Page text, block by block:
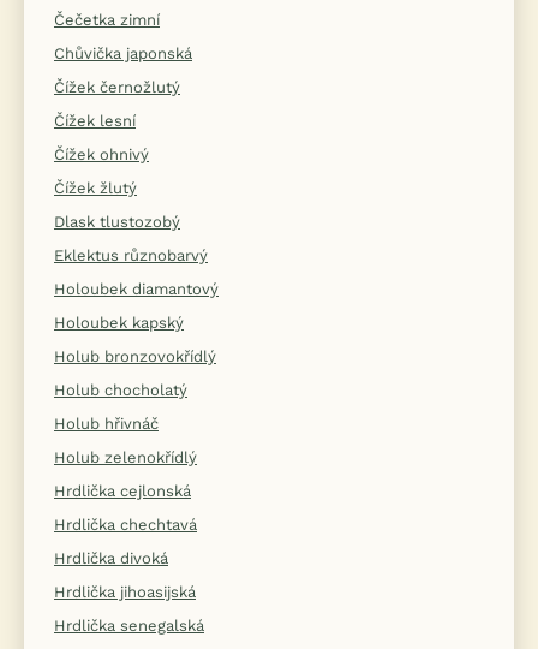
Čečetka zimní
Chůvička japonská
Čížek černožlutý
Čížek lesní
Čížek ohnivý
Čížek žlutý
Dlask tlustozobý
Eklektus různobarvý
Holoubek diamantový
Holoubek kapský
Holub bronzovokřídlý
Holub chocholatý
Holub hřivnáč
Holub zelenokřídlý
Hrdlička cejlonská
Hrdlička chechtavá
Hrdlička divoká
Hrdlička jihoasijská
Hrdlička senegalská